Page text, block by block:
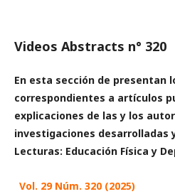
Videos Abstracts n° 320
En esta sección de presentan
correspondientes a artículos
explicaciones de las y los
investigaciones desarrolladas
Lecturas: Educación Física y
Vol. 29 Núm. 320 (2025)